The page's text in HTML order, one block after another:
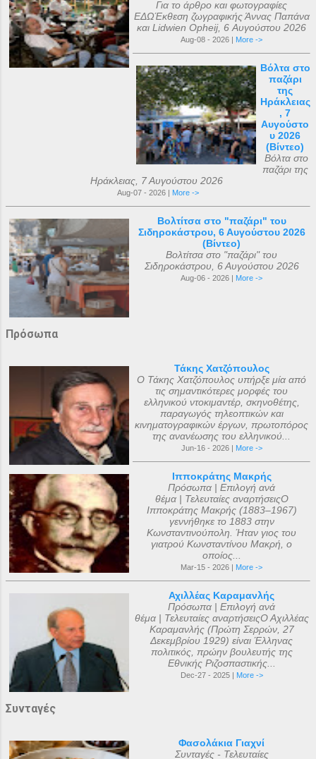
Για το άρθρο και φωτογραφίες
ΕΔΩΈκθεση ζωγραφικής Άννας Παπάνα
και Lidwien Opheij, 6 Αυγούστου 2026
Aug-08 - 2026 | More ->
Βόλτα στο
παζάρι
της
Ηράκλειας
, 7
Αυγούστο
υ 2026
(Βίντεο)
Βόλτα στο
παζάρι της
Ηράκλειας, 7 Αυγούστου 2026
Aug-07 - 2026 | More ->
Βολτίτσα στο "παζάρι" του
Σιδηροκάστρου, 6 Αυγούστου 2026
(Βίντεο)
Βολτίτσα στο "παζάρι" του
Σιδηροκάστρου, 6 Αυγούστου 2026
Aug-06 - 2026 | More ->
Πρόσωπα
Τάκης Χατζόπουλος
Ο Τάκης Χατζόπουλος υπήρξε μία από
τις σημαντικότερες μορφές του
ελληνικού ντοκιμαντέρ, σκηνοθέτης,
παραγωγός τηλεοπτικών και
κινηματογραφικών έργων, πρωτοπόρος
της ανανέωσης του ελληνικού...
Jun-16 - 2026 | More ->
Ιπποκράτης Μακρής
Πρόσωπα | Επιλογή ανά
θέμα | Τελευταίες αναρτήσειςΟ
Ιπποκράτης Μακρής (1883–1967)
γεννήθηκε το 1883 στην
Κωνσταντινούπολη. Ήταν γιος του
γιατρού Κωνσταντίνου Μακρή, ο
οποίος...
Mar-15 - 2026 | More ->
Αχιλλέας Καραμανλής
Πρόσωπα | Επιλογή ανά
θέμα | Τελευταίες αναρτήσειςΟ Αχιλλέας
Καραμανλής (Πρώτη Σερρών, 27
Δεκεμβρίου 1929) είναι Έλληνας
πολιτικός, πρώην βουλευτής της
Εθνικής Ριζοσπαστικής...
Dec-27 - 2025 | More ->
Συνταγές
Φασολάκια Γιαχνί
Συνταγές - Τελευταίες